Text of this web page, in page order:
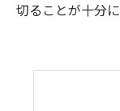
切ることが十分に